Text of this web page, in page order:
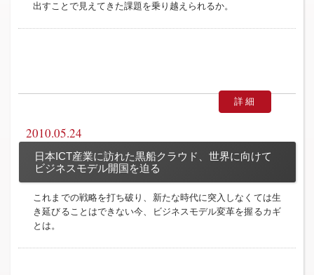
出すことで見えてきた課題を乗り越えられるか。
詳細
2010.05.24
日本ICT産業に訪れた黒船クラウド、世界に向けて
ビジネスモデル開国を迫る
これまでの戦略を打ち破り、新たな時代に突入しなくては生
き延びることはできない今、ビジネスモデル変革を握るカギ
とは。